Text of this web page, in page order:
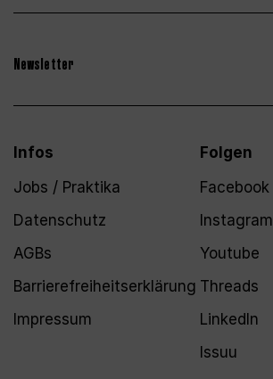
Newsletter
Infos
Jobs / Praktika
Datenschutz
AGBs
Barrierefreiheitserklärung
Impressum
Folgen
Facebook
Instagram
Youtube
Threads
LinkedIn
Issuu